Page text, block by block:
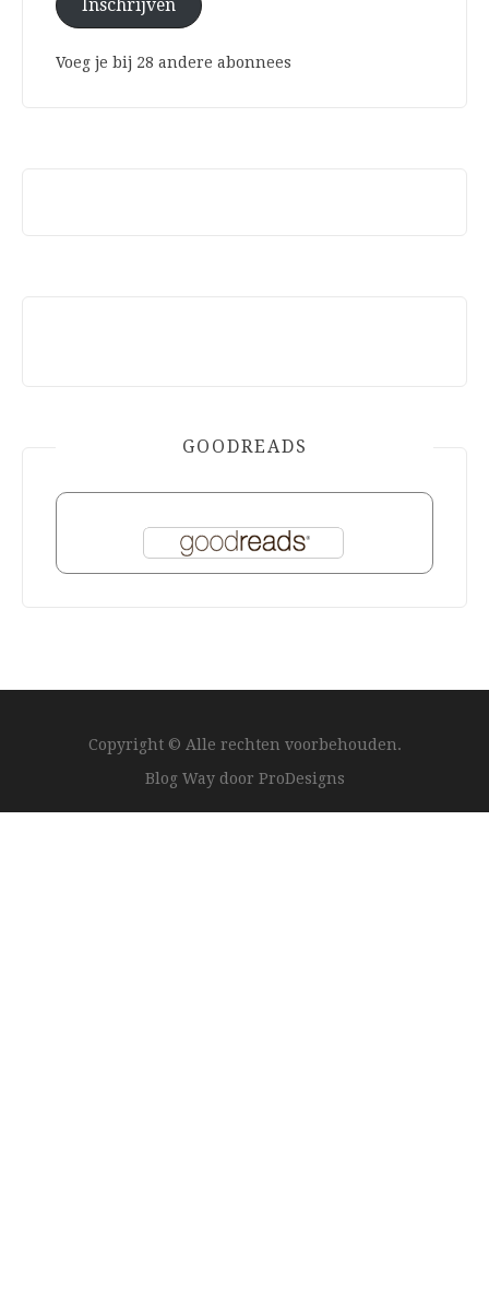
Inschrijven
Voeg je bij 28 andere abonnees
GOODREADS
Copyright © Alle rechten voorbehouden.
Blog Way door ProDesigns